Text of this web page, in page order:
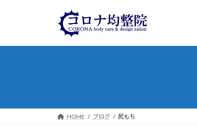
プ
動
HOME ブログ 尻もち